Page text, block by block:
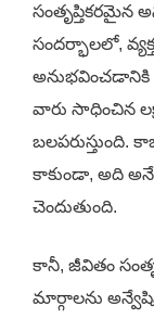
సంతృప్తికరమైన
సందర్భాలలో,
అనుభవించడానికి
వారు సాధించిన
బలపరుస్తుంది.
కాకుండా, అది
చెందుతుంది.
కానీ, జీవితం
మార్గాలను